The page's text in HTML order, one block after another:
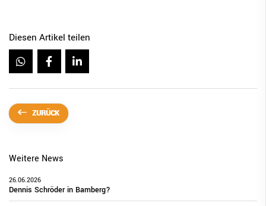
Diesen Artikel teilen
ZURÜCK
Weitere News
26.06.2026
Dennis Schröder in Bamberg?